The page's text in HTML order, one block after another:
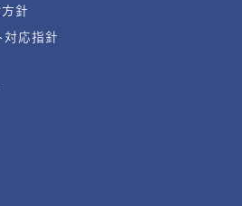
針
対応指針